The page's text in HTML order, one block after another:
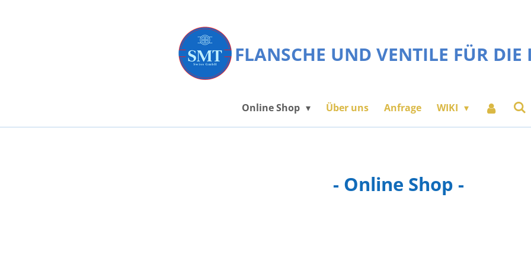
FLANSCHE UND VENTILE FÜR DIE
Online Shop Über uns Anfrage WIKI
- Online Shop -